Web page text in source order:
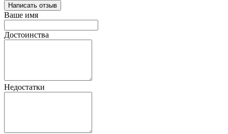
Написать отзыв
Ваше имя
Достоинства
Недостатки